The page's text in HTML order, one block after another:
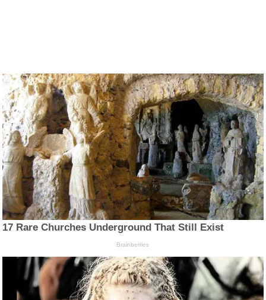
17 Rare Churches Underground That Still Exist
Brainberries